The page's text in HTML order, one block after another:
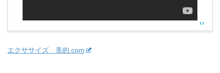
エクササイズ 美的.com